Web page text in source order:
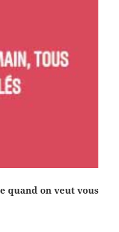
quand on veut vous